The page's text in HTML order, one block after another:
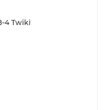
Кроссовки детские TW-438-4 Twiki